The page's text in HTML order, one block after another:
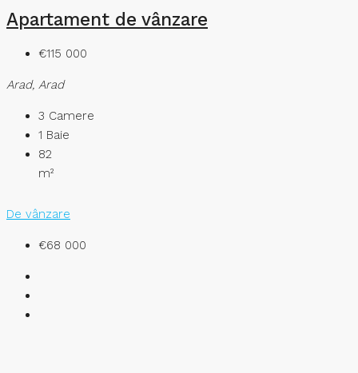
Apartament de vânzare
€115 000
Arad, Arad
3 Camere
1 Baie
82
m²
De vânzare
€68 000